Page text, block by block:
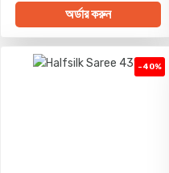
অর্ডার করুন
-40%